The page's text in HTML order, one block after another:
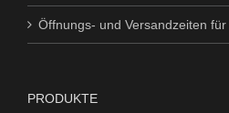
Öffnungs- und Versandzeiten
PRODUKTE